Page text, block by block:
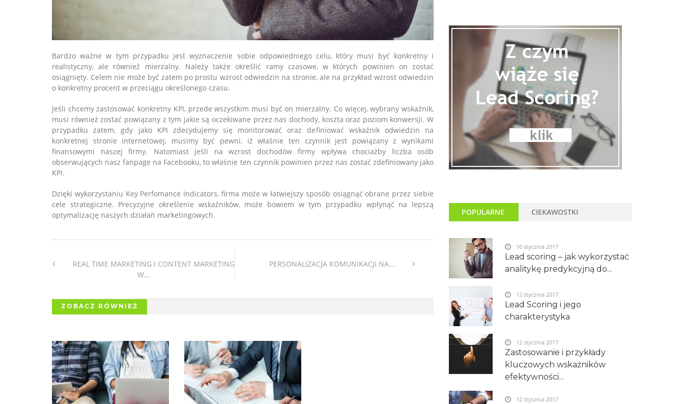
Bardzo ważne w tym przypadku jest wyznaczenie sobie odpowiedniego celu, który musi być konkretny i
realistyczny, ale również mierzalny. Należy także określić ramy czasowe, w których powinien on zostać
osiągnięty. Celem nie może być zatem po prostu wzrost odwiedzin na stronie, ale na przykład wzrost odwiedzin
o konkretny procent w przeciągu określonego czasu.
Jeśli chcemy zastosować konkretny KPI, przede wszystkim musi być on mierzalny. Co więcej, wybrany wskaźnik,
musi również zostać powiązany z tym jakie są oczekiwane przez nas dochody, koszta oraz poziom konwersji. W
przypadku zatem, gdy jako KPI zdecydujemy się monitorować oraz definiować wskaźnik odwiedzin na
konkretnej stronie internetowej, musimy być pewni, iż właśnie ten czynnik jest powiązany z wynikami
finansowymi naszej firmy. Natomiast jeśli na wzrost dochodów firmy wpływa chociażby liczba osób
obserwujących nasz fanpage na Facebooku, to właśnie ten czynnik powinien przez nas zostać zdefiniowany jako
KPI.
Dzięki wykorzystaniu Key Perfomance Indicators, firma może w łatwiejszy sposób osiągnąć obrane przez siebie
cele strategiczne. Precyzyjne określenie wskaźników, może bowiem w tym przypadku wpłynąć na lepszą
optymalizację naszych działań marketingowych.
REAL TIME MARKETING I CONTENT MARKETING
W...
PERSONALIZACJA KOMUNIKACJI NA...
ZOBACZ RÓWNIEŻ
POPULARNE CIEKAWOSTKI
Lead scoring – jak wykorzystać
analitykę predykcyjną do...
10 stycznia 2017
Lead Scoring i jego
charakterystyka
12 stycznia 2017
Zastosowanie i przykłady
kluczowych wskaźników
efektywności...
12 stycznia 2017
12 stycznia 2017